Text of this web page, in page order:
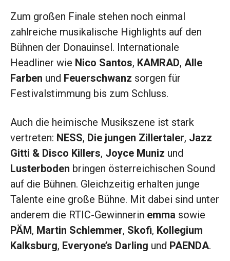
Zum großen Finale stehen noch einmal
zahlreiche musikalische Highlights auf den
Bühnen der Donauinsel. Internationale
Headliner wie Nico Santos, KAMRAD, Alle
Farben und Feuerschwanz sorgen für
Festivalstimmung bis zum Schluss.
Auch die heimische Musikszene ist stark
vertreten: NESS, Die jungen Zillertaler, Jazz
Gitti & Disco Killers, Joyce Muniz und
Lusterboden bringen österreichischen Sound
auf die Bühnen. Gleichzeitig erhalten junge
Talente eine große Bühne. Mit dabei sind unter
anderem die RTIC-Gewinnerin emma sowie
PÄM, Martin Schlemmer, Skofi, Kollegium
Kalksburg, Everyone’s Darling und PAENDA.